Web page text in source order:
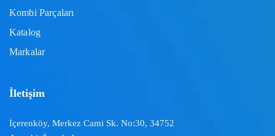
Kombi Parçaları
Katalog
Markalar
İletişim
İçerenköy, Merkez Cami Sk. No:30, 34752